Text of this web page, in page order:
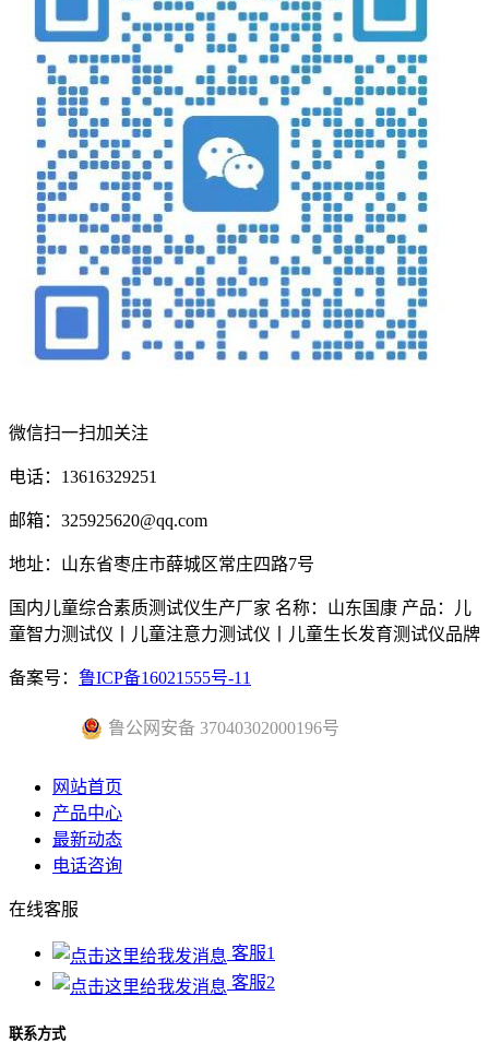
微信扫一扫加关注
电话：13616329251
邮箱：325925620@qq.com
地址：山东省枣庄市薛城区常庄四路7号
国内儿童综合素质测试仪生产厂家 名称：山东国康 产品：儿
童智力测试仪丨儿童注意力测试仪丨儿童生长发育测试仪品牌
备案号： 鲁ICP备16021555号-11
鲁公网安备 37040302000196号
网站首页
产品中心
最新动态
电话咨询
在线客服
客服1
客服2
联系方式